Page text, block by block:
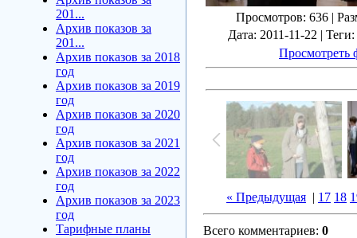
201...
Архив показов за
201...
Архив показов за 2018
год
Архив показов за 2019
год
Архив показов за 2020
год
Архив показов за 2021
год
Архив показов за 2022
год
Архив показов за 2023
год
Тарифные планы
Просмотров: 636 |
Дата: 2011-11-22 | Теги:
Просмотреть
« Предыдущая | 17 18
Всего комментариев: 0